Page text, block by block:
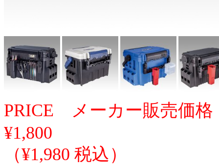
PRICE メーカー販売価格
¥1,800
（¥1,980 税込）